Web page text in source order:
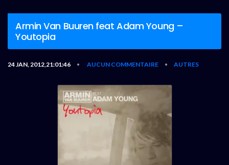
Armin Van Buuren feat Adam Young –
Youtopia
24 JAN, 2012,21:01:46 • AUCUN COMMENTAIRE • AUTRES